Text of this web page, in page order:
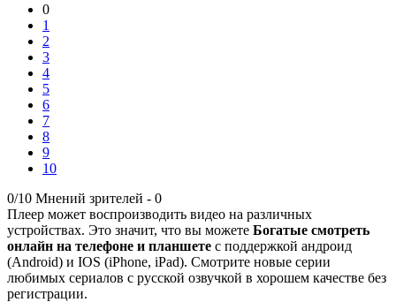
0
1
2
3
4
5
6
7
8
9
10
0/10 Мнений зрителей - 0
Плеер может воспроизводить видео на различных
устройствах. Это значит, что вы можете Богатые смотреть
онлайн на телефоне и планшете с поддержкой андроид
(Android) и IOS (iPhone, iPad). Смотрите новые серии
любимых сериалов с русской озвучкой в хорошем качестве без
регистрации.